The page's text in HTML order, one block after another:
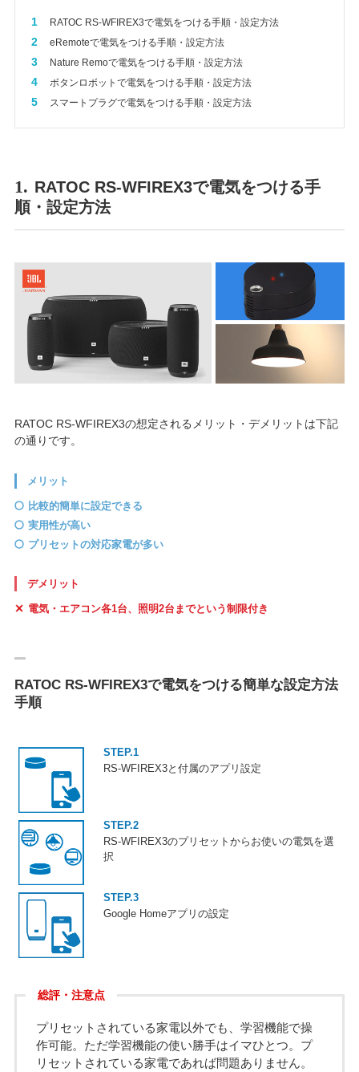
1 RATOC RS-WFIREX3で電気をつける手順・設定方法
2 eRemoteで電気をつける手順・設定方法
3 Nature Remoで電気をつける手順・設定方法
4 ボタンロボットで電気をつける手順・設定方法
5 スマートプラグで電気をつける手順・設定方法
1. RATOC RS-WFIREX3で電気をつける手
順・設定方法
RATOC RS-WFIREX3の想定されるメリット・デメリットは下記
の通りです。
メリット
比較的簡単に設定できる
実用性が高い
プリセットの対応家電が多い
デメリット
電気・エアコン各1台、照明2台までという制限付き
RATOC RS-WFIREX3で電気をつける簡単な設定方法
手順
STEP.1
RS-WFIREX3と付属のアプリ設定
STEP.2
RS-WFIREX3のプリセットからお使いの電気を選
択
STEP.3
Google Homeアプリの設定
総評・注意点
プリセットされている家電以外でも、学習機能で操
作可能。ただ学習機能の使い勝手はイマひとつ。プ
リセットされている家電であれば問題ありません。